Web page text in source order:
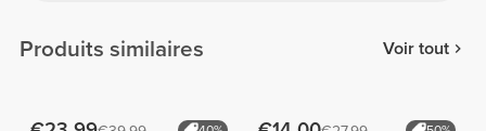
Produits similaires Voir tout